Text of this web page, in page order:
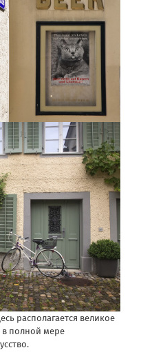
располагается великое
в полной мере